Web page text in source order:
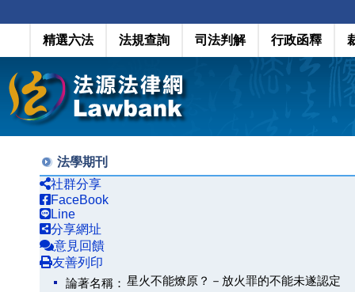
精選六法 法規查詢 司法判解 行政函釋
法學期刊
社群分享
FaceBook
Line
分享網址
意見回饋
友善列印
論著名稱： 星火不能燎原？－放火罪的不能未遂認定